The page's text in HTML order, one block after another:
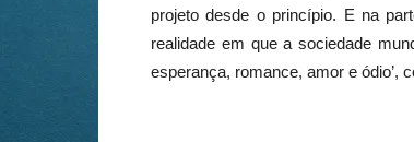
projeto desde o princípio. E na
realidade em que a sociedade
esperança, romance, amor e ódio’,